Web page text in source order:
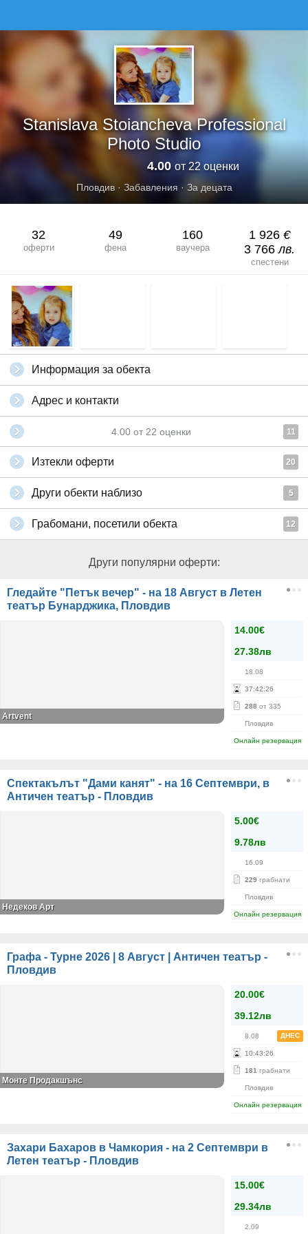
Stanislava Stoiancheva Professional
Photo Studio
4.00 от 22 оценки
Пловдив· Забавления · За децата
32
оферти
49
фена
160
ваучера
1 926 €
3 766лв.
спестени
Информация за обекта
Адрес и контакти
4.00 от 22 оценки 11
Изтекли оферти 20
Други обекти наблизо 5
Грабомани, посетили обекта 12
Други популярни оферти:
Гледайте "Петък вечер" - на 18 Август в Летен
театър Бунарджика, Пловдив
14.00€
27.38лв
18.08
37:42:26
288 от 335
Пловдив
Онлайн резервация
Аrtvent
Спектакълът "Дами канят" - на 16 Септември, в
Античен театър - Пловдив
5.00€
9.78лв
16.09
229 грабнати
Пловдив
Онлайн резервация
Недеков Арт
Графа - Турне 2026 | 8 Август | Античен театър -
Пловдив
20.00€
39.12лв
8.08 ДНЕС
10:43:26
181 грабнати
Пловдив
Онлайн резервация
Монте Продакшънс
Захари Бахаров в Чамкория - на 2 Септември в
Летен театър - Пловдив
15.00€
29.34лв
2.09